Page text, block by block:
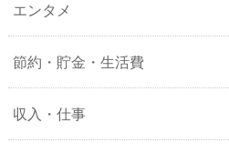
エンタメ
節約・貯金・生活費
収入・仕事